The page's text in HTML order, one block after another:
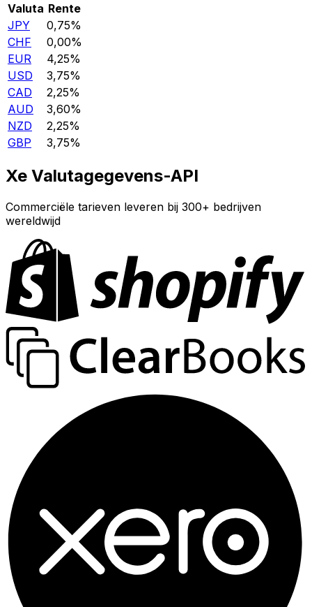
Valuta Rente
JPY
0,75%
CHF
0,00%
EUR
4,25%
USD
3,75%
CAD
2,25%
AUD
3,60%
NZD
2,25%
GBP
3,75%
Xe Valutagegevens-API
Commerciële tarieven leveren bij 300+ bedrijven
wereldwijd